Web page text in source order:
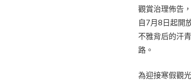
觀賞治理佈告
自7月8日起開
不雅背后的汗
路。
為迎接寒假觀